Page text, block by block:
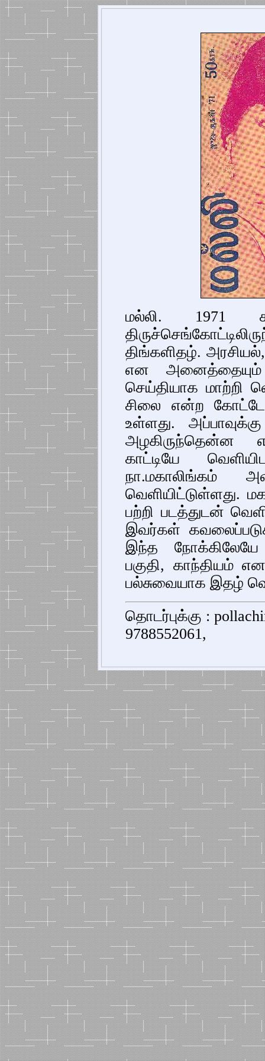
மல்லி. 1971
திங்களிதழ்.
என அனைத்தையும்
செய்தியாக மாற்றி
சிலை என்ற
உள்ளது.
அழகிருந்தென்ன
காட்டியே
நா.மகாலிங்கம்
வெளியிட்டுள்ளது.
பற்றி படத்துடன்
இவர்கள்
இந்த
பகுதி, காந்தியம்
பல்சுவையாக இதழ்
தொடர்புக்கு :
9788552061,